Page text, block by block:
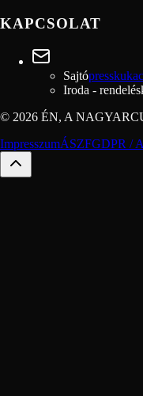
KAPCSOLAT
Sajtó
Iroda -
© 2026 ÉN, A
ImpresszumÁSZFGDPR /